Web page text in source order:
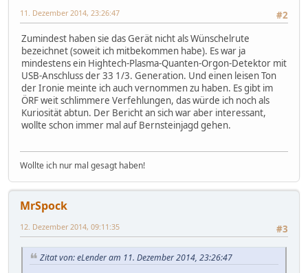
#2
11. Dezember 2014, 23:26:47
Zumindest haben sie das Gerät nicht als Wünschelrute
bezeichnet (soweit ich mitbekommen habe). Es war ja
mindestens ein Hightech-Plasma-Quanten-Orgon-Detektor mit
USB-Anschluss der 33 1/3. Generation. Und einen leisen Ton
der Ironie meinte ich auch vernommen zu haben. Es gibt im
ÖRF weit schlimmere Verfehlungen, das würde ich noch als
Kuriosität abtun. Der Bericht an sich war aber interessant,
wollte schon immer mal auf Bernsteinjagd gehen.
Wollte ich nur mal gesagt haben!
MrSpock
#3
12. Dezember 2014, 09:11:35
Zitat von: eLender am 11. Dezember 2014, 23:26:47